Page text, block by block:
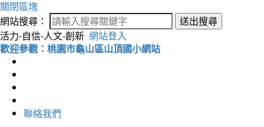
關閉區塊
網站搜尋：
送出搜尋
活力-自信-人文-創新 網站登入
歡迎參觀：桃園市龜山區山頂國小網站
聯絡我們